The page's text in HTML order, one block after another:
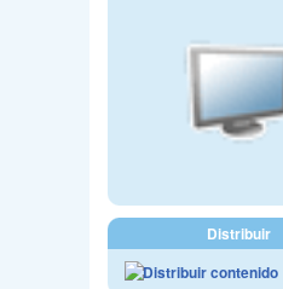
Distribuir